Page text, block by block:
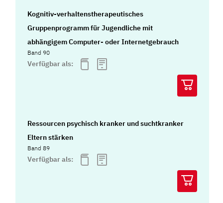
Kognitiv-verhaltenstherapeutisches
Gruppenprogramm für Jugendliche mit
abhängigem Computer- oder Internetgebrauch
Band 90
Verfügbar als:
Ressourcen psychisch kranker und suchtkranker
Eltern stärken
Band 89
Verfügbar als: